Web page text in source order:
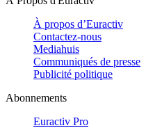
À propos d’Euractiv
Contactez-nous
Mediahuis
Communiqués de presse
Publicité politique
Abonnements
Euractiv Pro